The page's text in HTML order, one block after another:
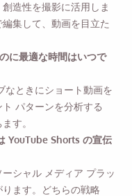
造性を撮影に活用しま
集して、動画を目立た
に最適な時間はいつで
なときにショート動画を
パターンを分析する
す。
YouTube Shorts の宣伝
シャル メディア プラッ
ます。どちらの戦略